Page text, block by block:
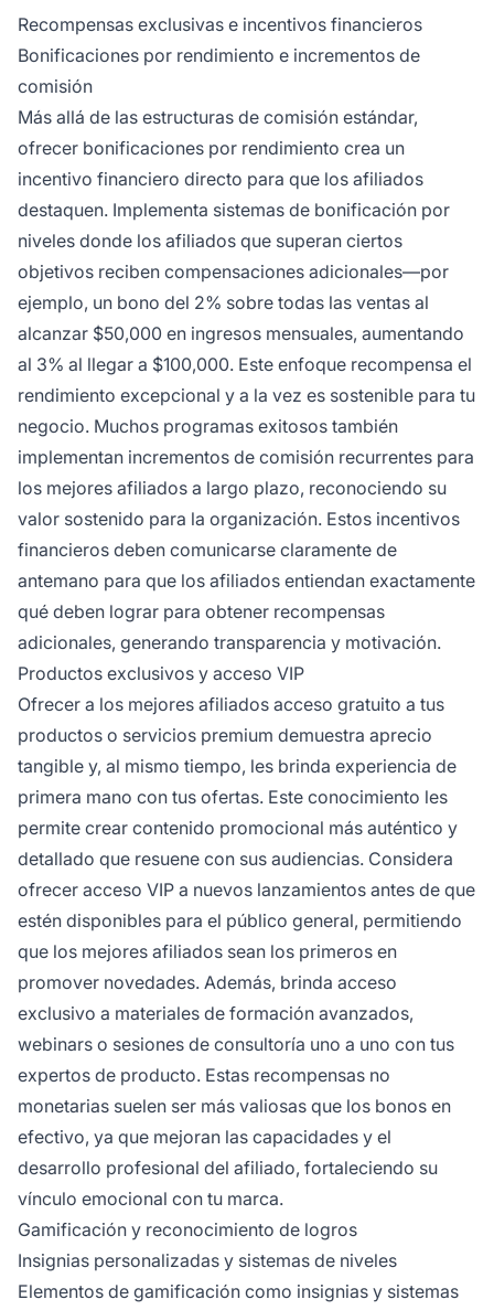
Recompensas exclusivas e incentivos financieros
Bonificaciones por rendimiento e incrementos de
comisión
Más allá de las estructuras de comisión estándar,
ofrecer bonificaciones por rendimiento crea un
incentivo financiero directo para que los afiliados
destaquen. Implementa sistemas de bonificación por
niveles donde los afiliados que superan ciertos
objetivos reciben compensaciones adicionales—por
ejemplo, un bono del 2% sobre todas las ventas al
alcanzar $50,000 en ingresos mensuales, aumentando
al 3% al llegar a $100,000. Este enfoque recompensa el
rendimiento excepcional y a la vez es sostenible para tu
negocio. Muchos programas exitosos también
implementan incrementos de comisión recurrentes para
los mejores afiliados a largo plazo, reconociendo su
valor sostenido para la organización. Estos incentivos
financieros deben comunicarse claramente de
antemano para que los afiliados entiendan exactamente
qué deben lograr para obtener recompensas
adicionales, generando transparencia y motivación.
Productos exclusivos y acceso VIP
Ofrecer a los mejores afiliados acceso gratuito a tus
productos o servicios premium demuestra aprecio
tangible y, al mismo tiempo, les brinda experiencia de
primera mano con tus ofertas. Este conocimiento les
permite crear contenido promocional más auténtico y
detallado que resuene con sus audiencias. Considera
ofrecer acceso VIP a nuevos lanzamientos antes de que
estén disponibles para el público general, permitiendo
que los mejores afiliados sean los primeros en
promover novedades. Además, brinda acceso
exclusivo a materiales de formación avanzados,
webinars o sesiones de consultoría uno a uno con tus
expertos de producto. Estas recompensas no
monetarias suelen ser más valiosas que los bonos en
efectivo, ya que mejoran las capacidades y el
desarrollo profesional del afiliado, fortaleciendo su
vínculo emocional con tu marca.
Gamificación y reconocimiento de logros
Insignias personalizadas y sistemas de niveles
Elementos de gamificación como insignias y sistemas